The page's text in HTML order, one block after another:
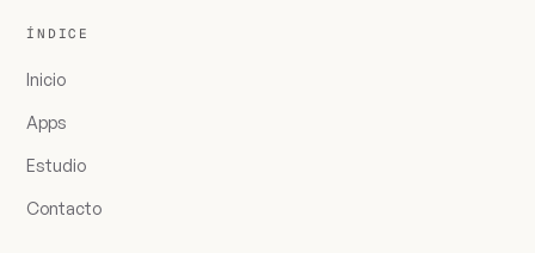
ÍNDICE
Inicio
Apps
Estudio
Contacto